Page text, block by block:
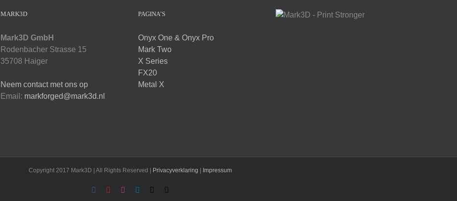
MARK3D
Mark3D GmbH
Rodenbacher Strasse 15
35708 Haiger
Neem contact met ons op
Email: markforged@mark3d.nl
PAGINA’S
Onyx One & Onyx Pro
Mark Two
X Series
FX20
Metal X
Copyright 2017 Mark3D | All Rights Reserved | Privacyverklaring Impressum
FacebookYouTubeInstagramLinkedIn